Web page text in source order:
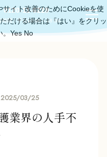
0120-11-6219
時間：平日10:00～18:00
2025/03/25
業界の人手不
イト改善のためにCookieを使
だける場合は『はい』をクリッ
。Yes No